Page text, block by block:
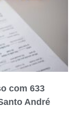
com 633
André